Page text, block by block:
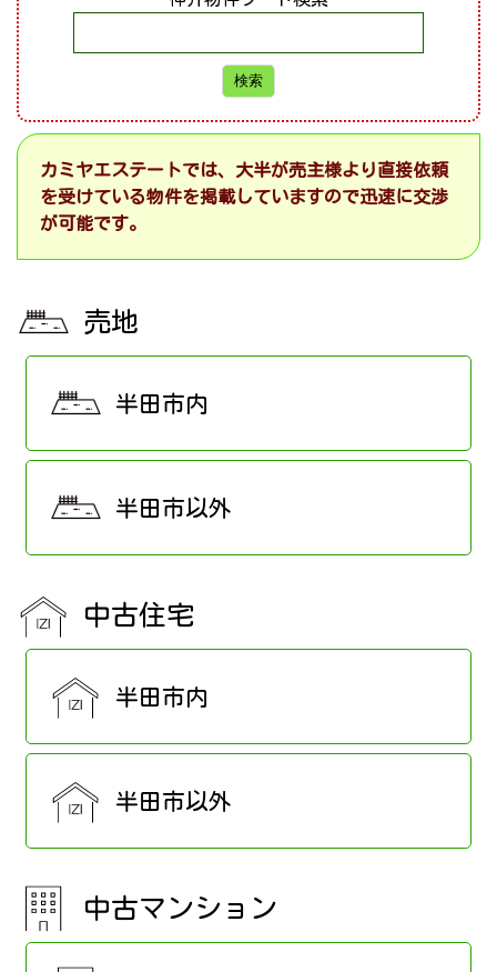
カミヤエステートでは、大半が売主様より直接依頼
を受けている物件を掲載していますので迅速に交渉
が可能です。
売地
半田市内
半田市以外
中古住宅
半田市内
半田市以外
中古マンション